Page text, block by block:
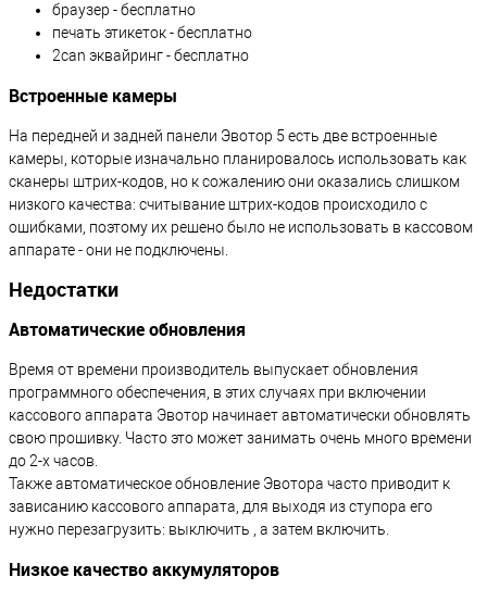
браузер - бесплатно
печать этикеток - бесплатно
2can эквайринг - бесплатно
Встроенные камеры
На передней и задней панели Эвотор 5 есть две встроенные
камеры, которые изначально планировалось использовать как
сканеры штрих-кодов, но к сожалению они оказались слишком
низкого качества: считывание штрих-кодов происходило с
ошибками, поэтому их решено было не использовать в кассовом
аппарате - они не подключены.
Недостатки
Автоматические обновления
Время от времени производитель выпускает обновления
программного обеспечения, в этих случаях при включении
кассового аппарата Эвотор начинает автоматически обновлять
свою прошивку. Часто это может занимать очень много времени
до 2-х часов.
Также автоматическое обновление Эвотора часто приводит к
зависанию кассового аппарата, для выходя из ступора его
нужно перезагрузить: выключить , а затем включить.
Низкое качество аккумуляторов